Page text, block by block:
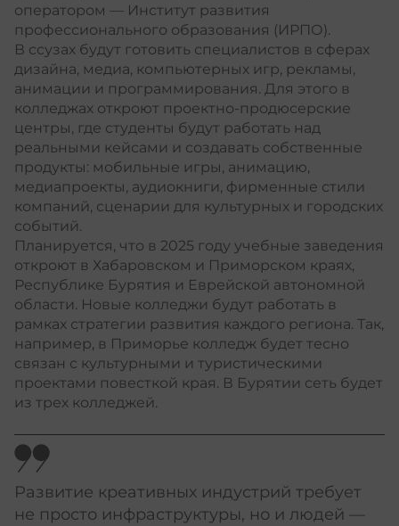
оператором — Институт развития
профессионального образования (ИРПО).
В ссузах будут готовить специалистов в сферах
дизайна, медиа, компьютерных игр, рекламы,
анимации и программирования. Для этого в
колледжах откроют проектно-продюсерские
центры, где студенты будут работать над
реальными кейсами и создавать собственные
продукты: мобильные игры, анимацию,
медиапроекты, аудиокниги, фирменные стили
компаний, сценарии для культурных и городских
событий.
Планируется, что в 2025 году учебные заведения
откроют в Хабаровском и Приморском краях,
Республике Бурятия и Еврейской автономной
области. Новые колледжи будут работать в
рамках стратегии развития каждого региона. Так,
например, в Приморье колледж будет тесно
связан с культурными и туристическими
проектами повесткой края. В Бурятии сеть будет
из трех колледжей.
Развитие креативных индустрий требует
не просто инфраструктуры, но и людей —